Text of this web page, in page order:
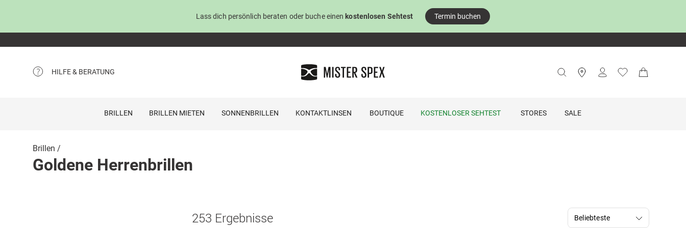
Lass dich persönlich beraten oder buche einen kostenlosen Sehtest Termin buchen
HILFE & BERATUNG
BRILLEN BRILLEN MIETEN SONNENBRILLEN KONTAKTLINSEN BOUTIQUE KOSTENLOSER SEHTEST STORES SALE
Brillen
Goldene Herrenbrillen
253 Ergebnisse